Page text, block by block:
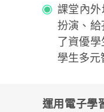
課堂內
扮演、
了資優
學生多元
運用電子學